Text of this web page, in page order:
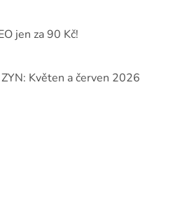
jen za 90 Kč!
Květen a červen 2026